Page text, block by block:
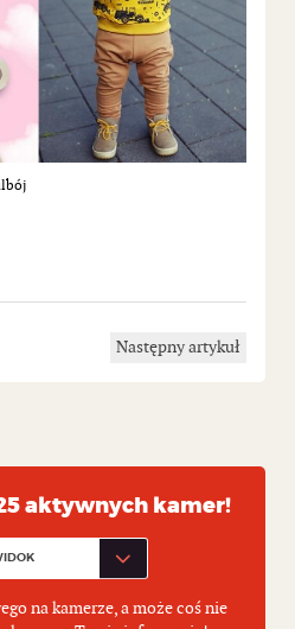
Następny artykuł
aktywnych kamer!
na kamerze, a może coś nie